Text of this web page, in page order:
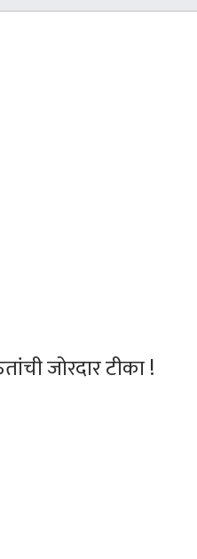
जोरदार टीका !